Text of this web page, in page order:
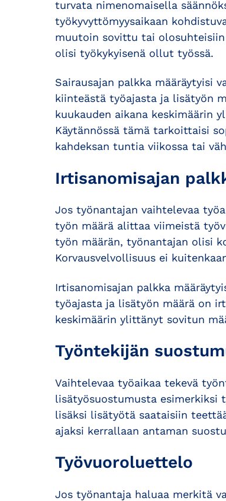
turvata nimenomaisella
työkyvyttömyysaikaan
muutoin sovittu tai
olisi työkykyisenä ollut työssä.
Sairausajan palkka määräytyisi
kiinteästä työajasta ja lisätyön
kuukauden aikana keskimäärin
Käytännössä tämä tarkoittaisi
kahdeksan tuntia viikossa tai
Irtisanomisajan
Jos työnantajan vaihtelevaa
työn määrä alittaa viimeistä
työn määrän, työnantajan olisi
Korvausvelvollisuus ei
Irtisanomisajan palkka
työajasta ja lisätyön määrä on
keskimäärin ylittänyt sovitun
Työntekijän
Vaihtelevaa työaikaa tekevä
lisätyösuostumusta esimerkiksi
lisäksi lisätyötä saataisiin
ajaksi kerrallaan antaman
Työvuoroluettelo
Jos työnantaja haluaa merkitä